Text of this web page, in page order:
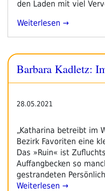
den Laden mit viel
„Barbara
Ruin“
Weiterlesen
Barbara Kadletz:
28.05.2021
„Katharina betreibt im
Bezirk Favoriten eine
Das »Ruin« ist
Auffangbecken so
gestrandeten
Weiterlesen →